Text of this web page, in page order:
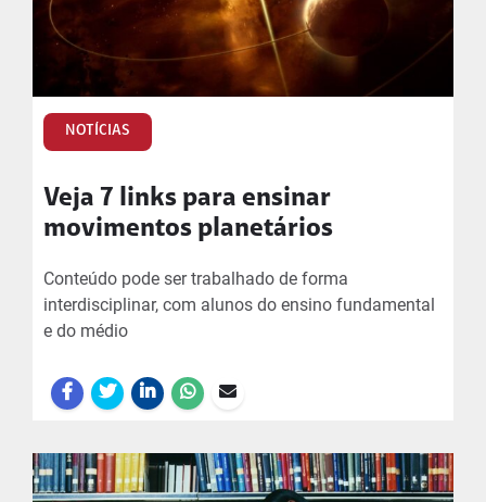
NOTÍCIAS
Veja 7 links para ensinar
movimentos planetários
Conteúdo pode ser trabalhado de forma
interdisciplinar, com alunos do ensino fundamental
e do médio